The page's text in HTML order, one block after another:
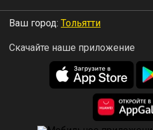
Ваш город: Тольятти
Скачайте наше приложение